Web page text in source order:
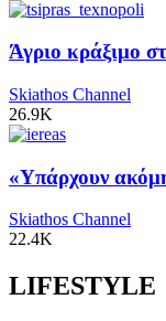
Άγριο κράξιμο
Skiathos Channel
26.9K
«Υπάρχουν
Skiathos Channel
22.4K
LIFESTYLE